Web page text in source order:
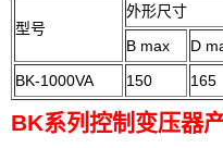
型号
外形尺寸
B max
D
BK-1000VA
150 165
BK系列控制变压器